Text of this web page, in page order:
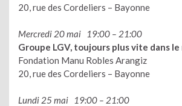
20, rue des Cordeliers – Bayonne
Mercredi 20 mai 19:00 – 21:00
Groupe LGV, toujours plus vite dans le
Fondation Manu Robles Arangiz
20, rue des Cordeliers – Bayonne
Lundi 25 mai 19:00 – 21:00